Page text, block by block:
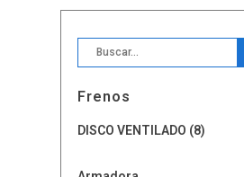
Frenos
DISCO VENTILADO (8)